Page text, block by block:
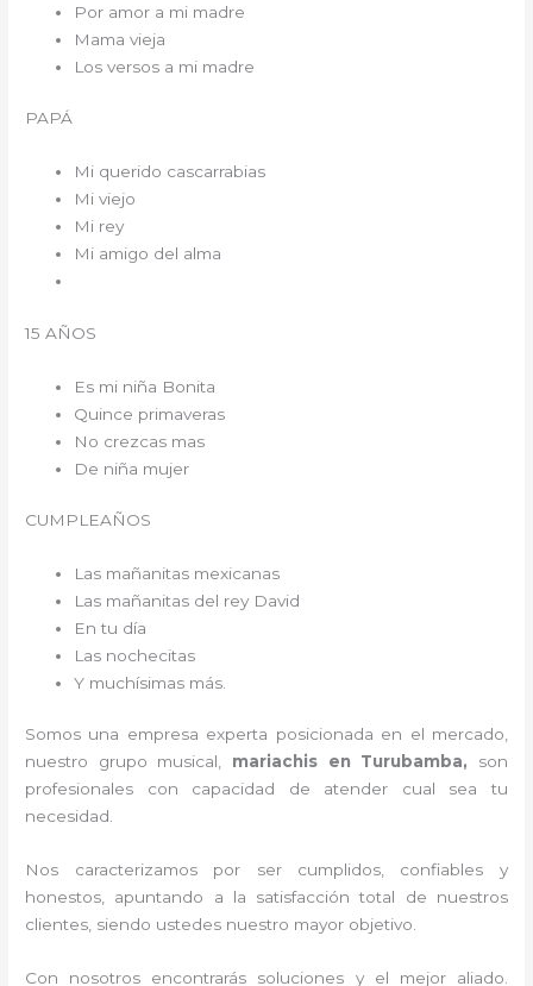
Por amor a mi madre
Mama vieja
Los versos a mi madre
PAPÁ
Mi querido cascarrabias
Mi viejo
Mi rey
Mi amigo del alma
15 AÑOS
Es mi niña Bonita
Quince primaveras
No crezcas mas
De niña mujer
CUMPLEAÑOS
Las mañanitas mexicanas
Las mañanitas del rey David
En tu día
Las nochecitas
Y muchísimas más.
Somos una empresa experta posicionada en el mercado,
nuestro grupo musical, mariachis en Turubamba, son
profesionales con capacidad de atender cual sea tu
necesidad.
Nos caracterizamos por ser cumplidos, confiables y
honestos, apuntando a la satisfacción total de nuestros
clientes, siendo ustedes nuestro mayor objetivo.
Con nosotros encontrarás soluciones y el mejor aliado.